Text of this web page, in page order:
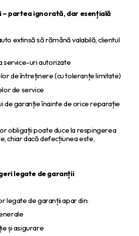
partea ignorată, dar esențială
extinsă să rămână valabilă, clientul
service-uri autorizate
de întreținere (cu toleranțe limitate)
de service
de garanție înainte de orice reparație
obligații poate duce la respingerea
chiar dacă defecțiunea este,
legate de garanții
legate de garanții apar din:
și asigurare